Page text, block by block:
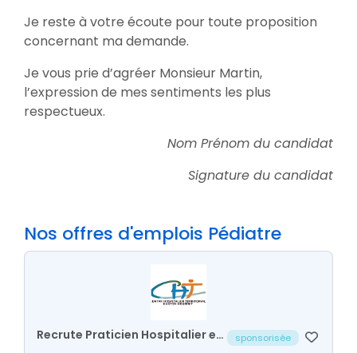
Je reste à votre écoute pour toute proposition
concernant ma demande.
Je vous prie d’agréer Monsieur Martin,
l’expression de mes sentiments les plus
respectueux.
Nom Prénom du candidat
Signature du candidat
Nos offres d'emplois Pédiatre
Recrute Praticien Hospitalier en
sponsorisée